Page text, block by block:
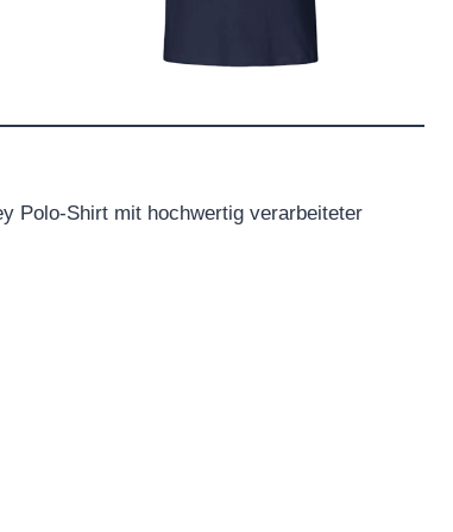
Polo-Shirt mit hochwertig verarbeiteter